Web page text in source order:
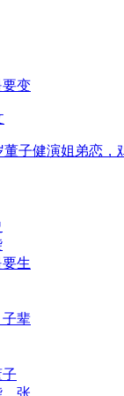
要变
子健演姐弟恋，
生
子辈
张